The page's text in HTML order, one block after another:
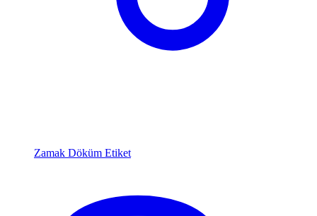
Zamak Döküm Etiket